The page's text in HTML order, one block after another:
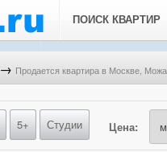
ПОИСК КВАРТИР
→ Продается квартира в Москве,
5+ Студии Цена: